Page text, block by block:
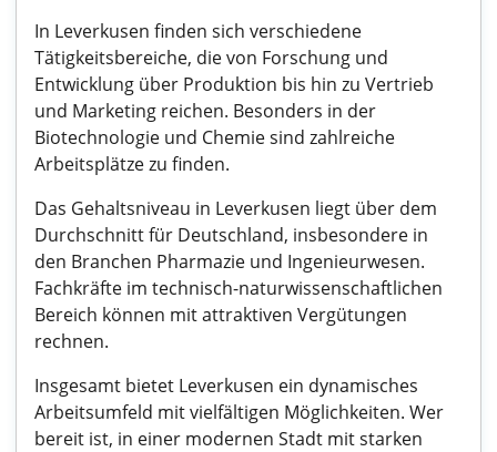
In Leverkusen finden sich verschiedene
Tätigkeitsbereiche, die von Forschung und
Entwicklung über Produktion bis hin zu Vertrieb
und Marketing reichen. Besonders in der
Biotechnologie und Chemie sind zahlreiche
Arbeitsplätze zu finden.
Das Gehaltsniveau in Leverkusen liegt über dem
Durchschnitt für Deutschland, insbesondere in
den Branchen Pharmazie und Ingenieurwesen.
Fachkräfte im technisch-naturwissenschaftlichen
Bereich können mit attraktiven Vergütungen
rechnen.
Insgesamt bietet Leverkusen ein dynamisches
Arbeitsumfeld mit vielfältigen Möglichkeiten. Wer
bereit ist, in einer modernen Stadt mit starken